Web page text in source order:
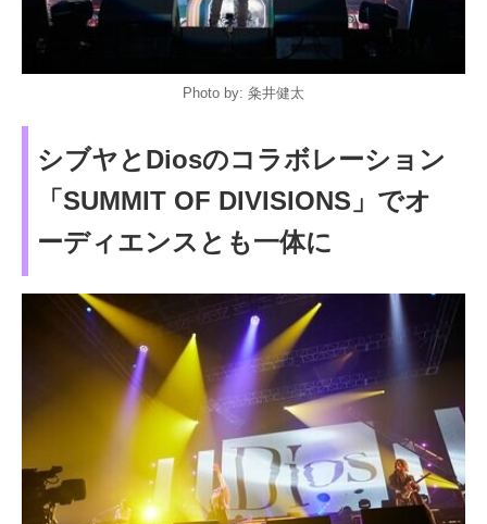
Photo by: 粂井健太
シブヤとDiosのコラボレーション
「SUMMIT OF DIVISIONS」でオ
ーディエンスとも一体に